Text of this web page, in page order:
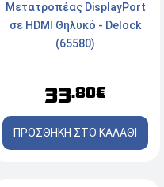
Μετατροπέας DisplayPort
σε HDMI Θηλυκό - Delock
(65580)
33.80€
ΠΡΟΣΘΗΚΗ ΣΤΟ ΚΑΛΑΘΙ